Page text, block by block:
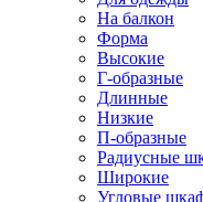
На балкон
Форма
Высокие
Г-образные
Длинные
Низкие
П-образные
Радиусные
Широкие
Угловые